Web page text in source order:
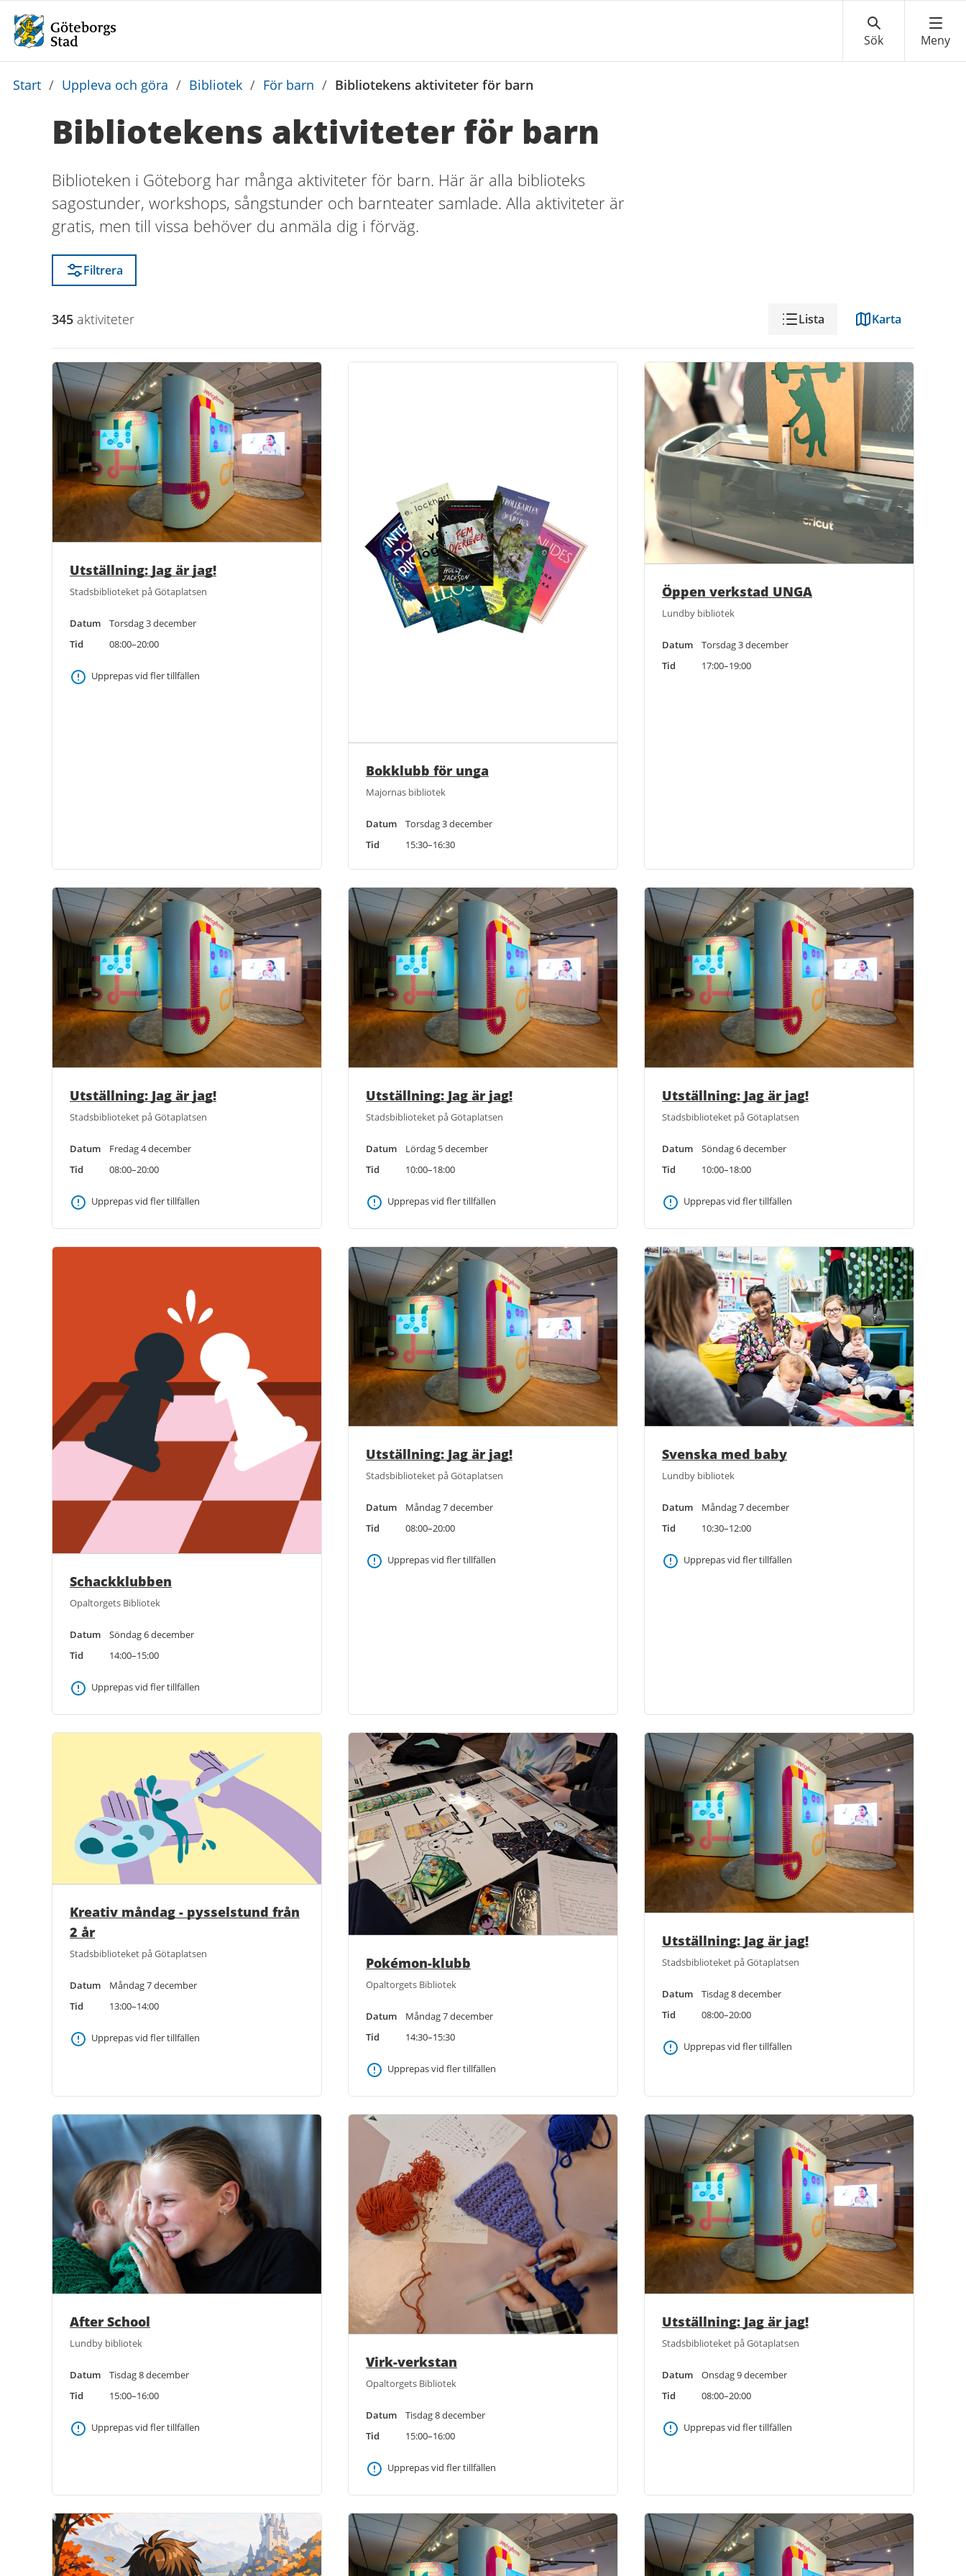
Du
Start / Uppleva och göra / Bibliotek / För barn / Bibliotekens aktiviteter för barn
Bibliotekens aktiviteter för barn
Biblioteken i Göteborg har många aktiviteter för barn. Här är alla biblioteks
sagostunder, workshops, sångstunder och barnteater samlade. Alla aktiviteter är
gratis, men till vissa behöver du anmäla dig i förväg.
Filtrera
VisningLista Karta
345 aktiviteter
Utställning: Jag är jag!
Stadsbiblioteket på Götaplatsen
Datum
Torsdag 3 december
Tid
08:00–20:00
Upprepas vid fler tillfällen
Bokklubb för unga
Majornas bibliotek
Datum
Torsdag 3 december
Tid
15:30–16:30
Öppen verkstad UNGA
Lundby bibliotek
Datum
Torsdag 3 december
Tid
17:00–19:00
Utställning: Jag är jag!
Stadsbiblioteket på Götaplatsen
Datum
Fredag 4 december
Tid
08:00–20:00
Upprepas vid fler tillfällen
Utställning: Jag är jag!
Stadsbiblioteket på Götaplatsen
Datum
Lördag 5 december
Tid
10:00–18:00
Upprepas vid fler tillfällen
Utställning: Jag är jag!
Stadsbiblioteket på Götaplatsen
Datum
Söndag 6 december
Tid
10:00–18:00
Upprepas vid fler tillfällen
Schackklubben
Opaltorgets Bibliotek
Datum
Söndag 6 december
Tid
14:00–15:00
Upprepas vid fler tillfällen
Utställning: Jag är jag!
Stadsbiblioteket på Götaplatsen
Datum
Måndag 7 december
Tid
08:00–20:00
Upprepas vid fler tillfällen
Svenska med baby
Lundby bibliotek
Datum
Måndag 7 december
Tid
10:30–12:00
Upprepas vid fler tillfällen
Kreativ måndag - pysselstund från
2 år
Stadsbiblioteket på Götaplatsen
Datum
Måndag 7 december
Tid
13:00–14:00
Upprepas vid fler tillfällen
Pokémon-klubb
Opaltorgets Bibliotek
Datum
Måndag 7 december
Tid
14:30–15:30
Upprepas vid fler tillfällen
Utställning: Jag är jag!
Stadsbiblioteket på Götaplatsen
Datum
Tisdag 8 december
Tid
08:00–20:00
Upprepas vid fler tillfällen
After School
Lundby bibliotek
Datum
Tisdag 8 december
Tid
15:00–16:00
Upprepas vid fler tillfällen
Virk-verkstan
Opaltorgets Bibliotek
Datum
Tisdag 8 december
Tid
15:00–16:00
Upprepas vid fler tillfällen
Utställning: Jag är jag!
Stadsbiblioteket på Götaplatsen
Datum
Onsdag 9 december
Tid
08:00–20:00
Upprepas vid fler tillfällen